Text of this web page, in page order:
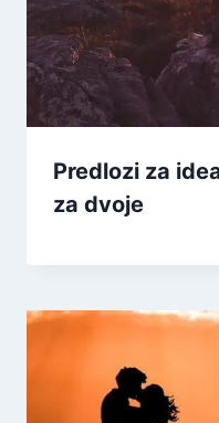
Predlozi za
za dvoje